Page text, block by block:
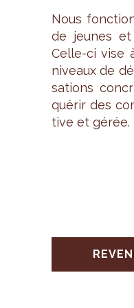
Nous
de jeunes et
Celle-ci vise
niveaux de
sa­tions
qué­rir des
tive et gérée.